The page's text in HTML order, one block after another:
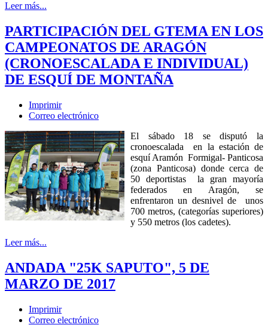
Leer más...
PARTICIPACIÓN DEL GTEMA EN LOS
CAMPEONATOS DE ARAGÓN
(CRONOESCALADA E INDIVIDUAL)
DE ESQUÍ DE MONTAÑA
Imprimir
Correo electrónico
El sábado 18 se disputó la
cronoescalada en la estación de
esquí Aramón Formigal- Panticosa
(zona Panticosa) donde cerca de
50 deportistas la gran mayoría
federados en Aragón, se
enfrentaron un desnivel de unos
700 metros, (categorías superiores)
y 550 metros (los cadetes).
Leer más...
ANDADA "25K SAPUTO", 5 DE
MARZO DE 2017
Imprimir
Correo electrónico